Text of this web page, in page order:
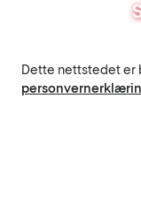
Dette nettstedet er